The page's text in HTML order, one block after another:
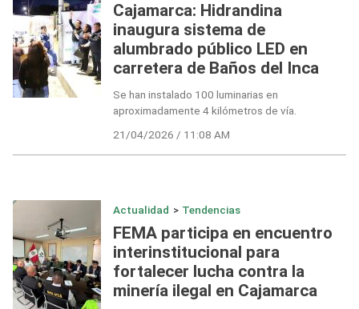
Cajamarca: Hidrandina
inaugura sistema de
alumbrado público LED en
carretera de Baños del Inca
Se han instalado 100 luminarias en
aproximadamente 4 kilómetros de vía.
21/04/2026 / 11:08 AM
Actualidad > Tendencias
FEMA participa en encuentro
interinstitucional para
fortalecer lucha contra la
minería ilegal en Cajamarca